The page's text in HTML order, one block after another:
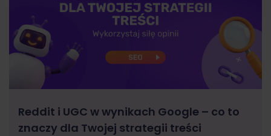
Reddit i UGC w wynikach Google – co to
znaczy dla Twojej strategii treści